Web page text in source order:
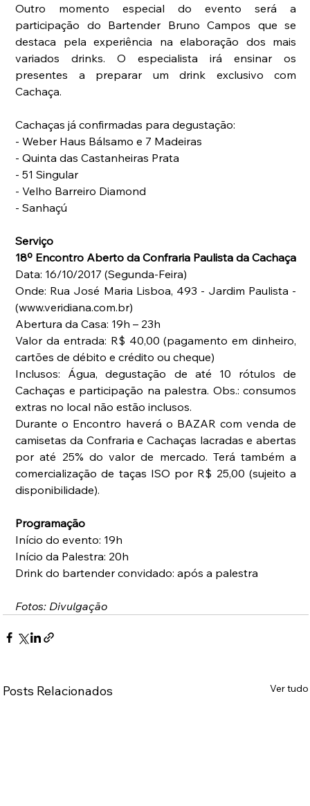
Outro momento especial do evento será a
participação do Bartender Bruno Campos que se
destaca pela experiência na elaboração dos mais
variados drinks. O especialista irá ensinar os
presentes a preparar um drink exclusivo com
Cachaça.
Cachaças já confirmadas para degustação:
- Weber Haus Bálsamo e 7 Madeiras
- Quinta das Castanheiras Prata
- 51 Singular
- Velho Barreiro Diamond
- Sanhaçú
Serviço
18º Encontro Aberto da Confraria Paulista da Cachaça
Data: 16/10/2017 (Segunda-Feira)
Onde: Rua José Maria Lisboa, 493 - Jardim Paulista -
(www.veridiana.com.br)
Abertura da Casa: 19h – 23h
Valor da entrada: R$ 40,00 (pagamento em dinheiro,
cartões de débito e crédito ou cheque)
Inclusos: Água, degustação de até 10 rótulos de
Cachaças e participação na palestra. Obs.: consumos
extras no local não estão inclusos.
Durante o Encontro haverá o BAZAR com venda de
camisetas da Confraria e Cachaças lacradas e abertas
por até 25% do valor de mercado. Terá também a
comercialização de taças ISO por R$ 25,00 (sujeito a
disponibilidade).
Programação
Início do evento: 19h
Início da Palestra: 20h
Drink do bartender convidado: após a palestra
Fotos: Divulgação
Posts Relacionados Ver tudo